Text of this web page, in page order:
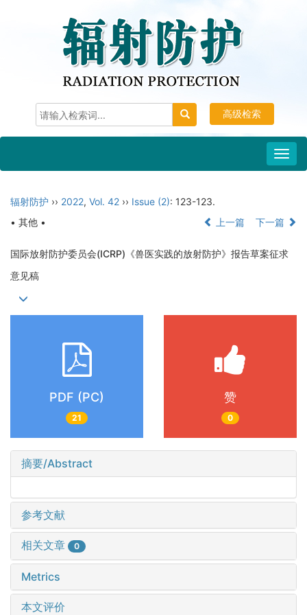
高级检索
辐射防护 ›› 2022, Vol. 42 ›› Issue (2): 123-123.
• 其他 •
上一篇 下一篇
国际放射防护委员会(ICRP)《兽医实践的放射防护》报告草案征求
意见稿
PDF (PC)
21
赞
0
摘要/Abstract
参考文献
相关文章 0
Metrics
本文评价